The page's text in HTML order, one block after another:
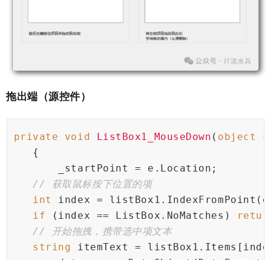
拖出端（源控件）
private void ListBox1_MouseDown ( object
{
_startPoint = e.Location;
// 获取鼠标按下位置的项
int
index =
if (index == ListBox.NoMatches)
// 开始拖拽，携带选中项文本
string itemText =